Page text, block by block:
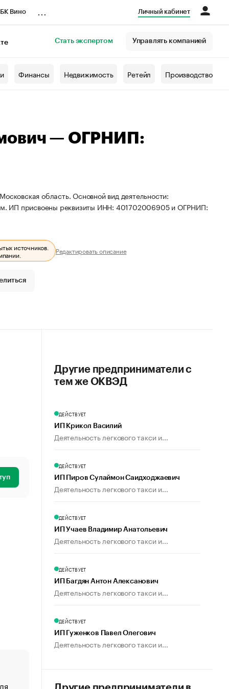
Вино Личный кабинет
Стать экспертом Управлять компанией
Финансы Недвижимость Ретейл Производство
— ОГРНИП:
область. Основной вид деятельности:
ИП присвоены реквизиты ИНН: 401702006905 и ОГРНИП:
источников.
Редактировать описание
«От спорта тело стареет иначе». Как живет глава
Другие предприниматели с
тем же ОКВЭД
ДЕЙСТВУЕТ
ИП Крикол Василий
Деятельность легкового такси и...
ДЕЙСТВУЕТ
ИП Пиров Сулаймон Саидходжаевич
Деятельность легкового такси и...
ДЕЙСТВУЕТ
ИП Учаев Владимир Анатольевич
Деятельность легкового такси и...
ДЕЙСТВУЕТ
ИП Багдян Антон Алексанович
Деятельность легкового такси и...
ДЕЙСТВУЕТ
ИП Гуженков Павел Олегович
Деятельность легкового такси и...